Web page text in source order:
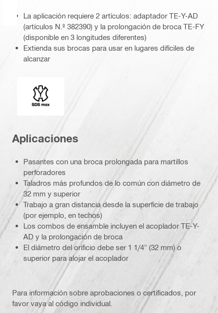
La aplicación requiere 2 artículos: adaptador TE-Y-AD
(artículos N.º 382390) y la prolongación de broca TE-FY
(disponible en 3 longitudes diferentes)
Extienda sus brocas para usar en lugares difíciles de
alcanzar
Conexión
Aplicaciones
Pasantes con una broca prolongada para martillos
perforadores
Taladros más profundos de lo común con diámetro de
32 mm y superior
Trabajo a gran distancia desde la superficie de trabajo
(por ejemplo, en techos)
Los combos de ensamble incluyen el acoplador TE-Y-
AD y la prolongación de broca
El diámetro del orificio debe ser 1 1/4" (32 mm) o
superior para alojar el acoplador
Para información sobre aprobaciones o certificados, por
favor vaya al código individual.